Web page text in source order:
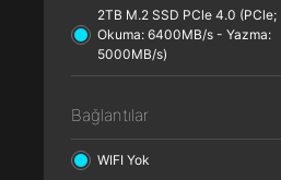
2TB M.2 SSD PCle 4.0 (PCle;
Okuma: 6400MB/s - Yazma:
5000MB/s)
Bağlantılar
WIFI Yok